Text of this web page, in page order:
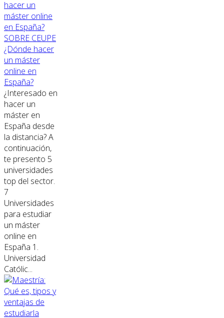
SOBRE CEUPE
¿Dónde hacer
un máster
online en
España?
¿Interesado en
hacer un
máster en
España desde
la distancia? A
continuación,
te presento 5
universidades
top del sector.
7
Universidades
para estudiar
un máster
online en
España 1.
Universidad
Católic...